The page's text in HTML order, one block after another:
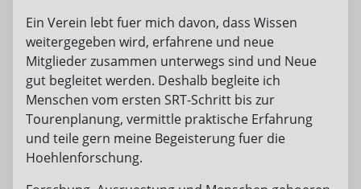
Ein Verein lebt fuer mich davon, dass Wissen
weitergegeben wird, erfahrene und neue
Mitglieder zusammen unterwegs sind und Neue
gut begleitet werden. Deshalb begleite ich
Menschen vom ersten SRT-Schritt bis zur
Tourenplanung, vermittle praktische Erfahrung
und teile gern meine Begeisterung fuer die
Hoehlenforschung.